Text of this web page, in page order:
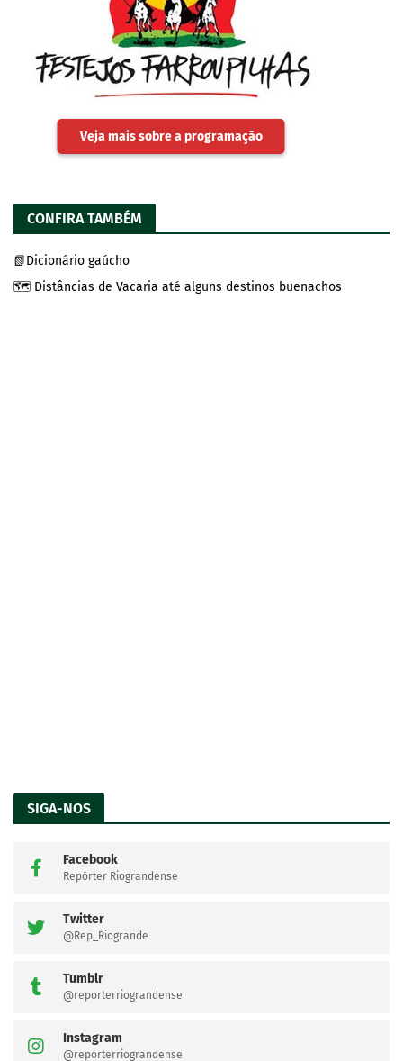
Veja mais sobre a programação
CONFIRA TAMBÉM
📗Dicionário gaúcho
🗺️ Distâncias de Vacaria até alguns destinos buenachos
SIGA-NOS
Facebook
Repórter Riograndense
Twitter
@Rep_Riogrande
Tumblr
@reporterriograndense
Instagram
@reporterriograndense